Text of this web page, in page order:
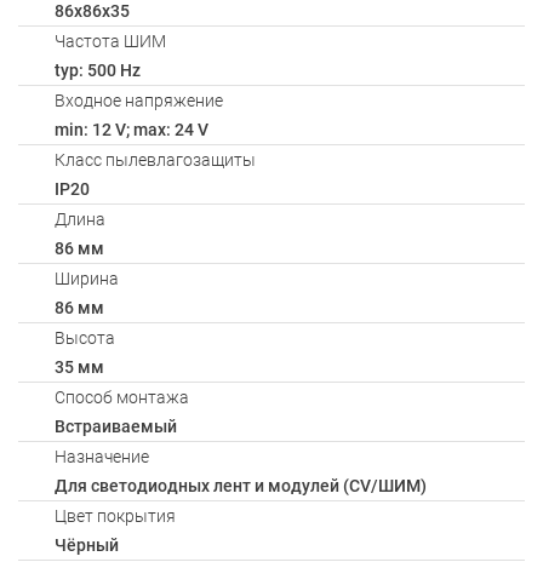
86x86x35
Частота ШИМ
typ: 500 Hz
Входное напряжение
min: 12 V; max: 24 V
Класс пылевлагозащиты
IP20
Длина
86 мм
Ширина
86 мм
Высота
35 мм
Способ монтажа
Встраиваемый
Назначение
Для светодиодных лент и модулей (CV/ШИМ)
Цвет покрытия
Чёрный